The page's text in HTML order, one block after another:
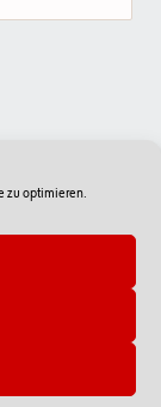
zu optimieren.